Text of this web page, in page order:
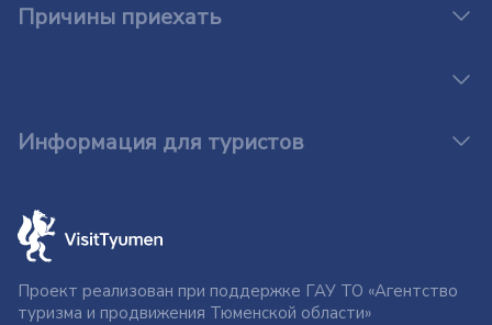
Причины приехать
Информация для туристов
Проект реализован при поддержке ГАУ ТО «Агентство
туризма и продвижения Тюменской области»